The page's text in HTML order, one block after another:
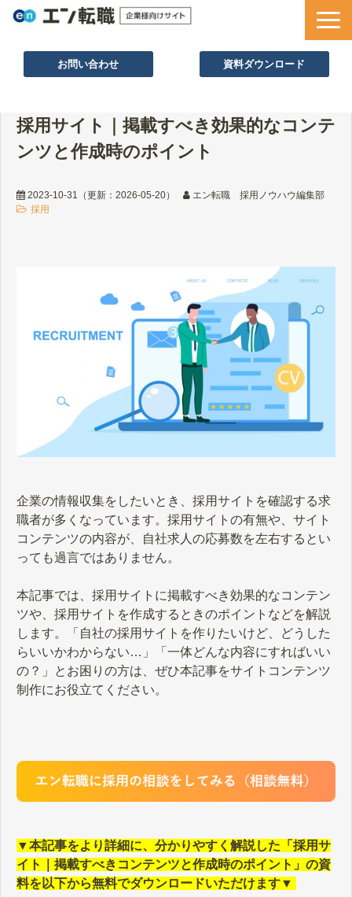
お問い合わせ 資料ダウンロード
採用ノウハウ
採用事例
セミナー情報
採用サイト｜掲載すべき効果的なコンテ
ンツと作成時のポイント
2023-10-31 （更新： 2026-05-20）
エン転職 採用ノウハウ編集部
採用
企業の情報収集をしたいとき、採用サイトを確認する求
職者が多くなっています。採用サイトの有無や、サイト
コンテンツの内容が、自社求人の応募数を左右するとい
っても過言ではありません。
本記事では、採用サイトに掲載すべき効果的なコンテン
ツや、採用サイトを作成するときのポイントなどを解説
します。「自社の採用サイトを作りたいけど、どうした
らいいかわからない…」「一体どんな内容にすればいい
の？」とお困りの方は、ぜひ本記事をサイトコンテンツ
制作にお役立てください。
▼本記事をより詳細に、分かりやすく解説した「採用サ
イト｜掲載すべきコンテンツと作成時のポイント」の資
料を以下から無料でダウンロードいただけます▼